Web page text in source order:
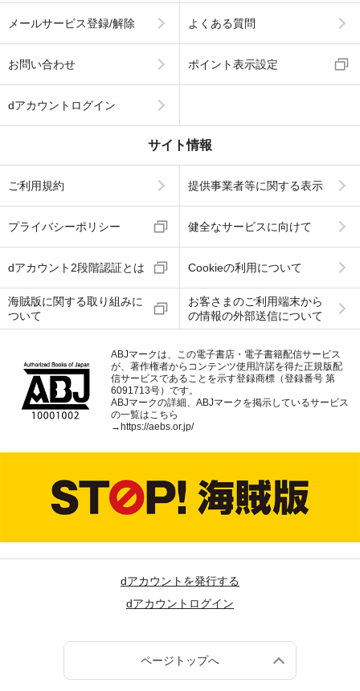
メールサービス登録/解除 よくある質問
お問い合わせ ポイント表示設定
dアカウントログイン
サイト情報
ご利用規約 提供事業者等に関する表示
プライバシーポリシー 健全なサービスに向けて
dアカウント2段階認証とは Cookieの利用について
海賊版に関する取り組みに
ついて
お客さまのご利用端末から
の情報の外部送信について
ABJマークは、この電子書店・電子書籍配信サービス
が、著作権者からコンテンツ使用許諾を得た正規版配
信サービスであることを示す登録商標（登録番号 第
6091713号）です。
ABJマークの詳細、ABJマークを掲示しているサービス
の一覧はこちら
→ https://aebs.or.jp/
dアカウントを発行する
dアカウントログイン
ページトップへ